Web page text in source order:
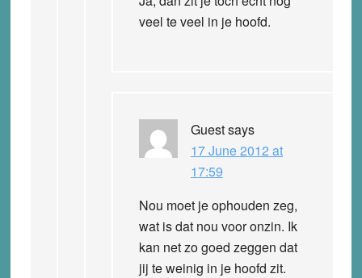
veel te veel in je hoofd.
Guestsays
17 June 2012 at
17:59
Nou moet je ophouden zeg,
wat is dat nou voor onzin. Ik
kan net zo goed zeggen dat
jij te weinig in je hoofd zit.